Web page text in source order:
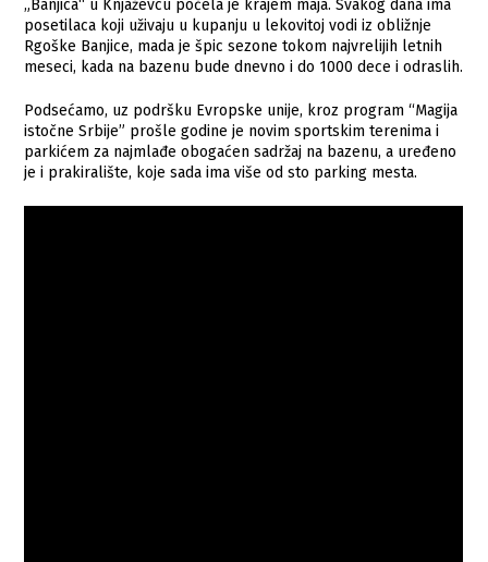
„Banjica“ u Knjaževcu počela je krajem maja. Svakog dana ima
posetilaca koji uživaju u kupanju u lekovitoj vodi iz obližnje
Rgoške Banjice, mada je špic sezone tokom najvrelijih letnih
meseci, kada na bazenu bude dnevno i do 1000 dece i odraslih.
Podsećamo, uz podršku Evropske unije, kroz program “Magija
istočne Srbije” prošle godine je novim sportskim terenima i
parkićem za najmlađe obogaćen sadržaj na bazenu, a uređeno
je i prakiralište, koje sada ima više od sto parking mesta.